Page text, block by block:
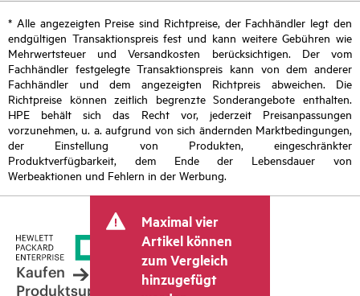
* Alle angezeigten Preise sind Richtpreise, der Fachhändler legt den
endgültigen Transaktionspreis fest und kann weitere Gebühren wie
Mehrwertsteuer und Versandkosten berücksichtigen. Der vom
Fachhändler festgelegte Transaktionspreis kann von dem anderer
Fachhändler und dem angezeigten Richtpreis abweichen. Die
Richtpreise können zeitlich begrenzte Sonderangebote enthalten.
HPE behält sich das Recht vor, jederzeit Preisanpassungen
vorzunehmen, u. a. aufgrund von sich ändernden Marktbedingungen,
der Einstellung von Produkten, eingeschränkter
Produktverfügbarkeit, dem Ende der Lebensdauer von
Werbeaktionen und Fehlern in der Werbung.
Maximal vier
Artikel können
zum Vergleich
hinzugefügt
Kaufen
Produktsupport